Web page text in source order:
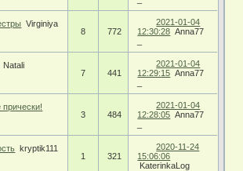
Virginiya
8
772
2021-01-04
12:30:28 Anna77
Natali
7
441
2021-01-04
12:29:15 Anna77
3 484
2021-01-04
12:28:05 Anna77
kryptik111
1
321
2020-11-24
15:06:06
KaterinkaLog